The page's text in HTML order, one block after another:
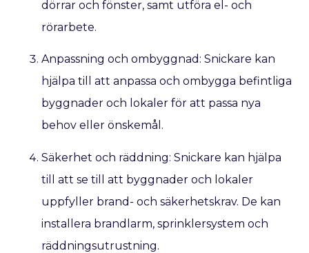
dörrar och fönster, samt utföra el- och
rörarbete.
Anpassning och ombyggnad: Snickare kan
hjälpa till att anpassa och ombygga befintliga
byggnader och lokaler för att passa nya
behov eller önskemål.
Säkerhet och räddning: Snickare kan hjälpa
till att se till att byggnader och lokaler
uppfyller brand- och säkerhetskrav. De kan
installera brandlarm, sprinklersystem och
räddningsutrustning.